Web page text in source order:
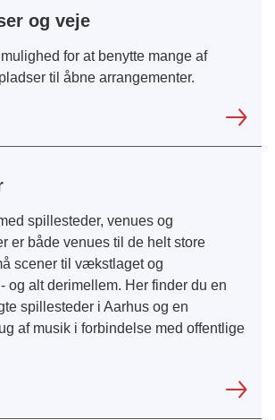
og veje
mulighed for at benytte mange af
til åbne arrangementer.
spillesteder, venues og
er både venues til de helt store
scener til vækstlaget og
og alt derimellem. Her finder du en
spillesteder i Aarhus og en
af musik i forbindelse med offentlige